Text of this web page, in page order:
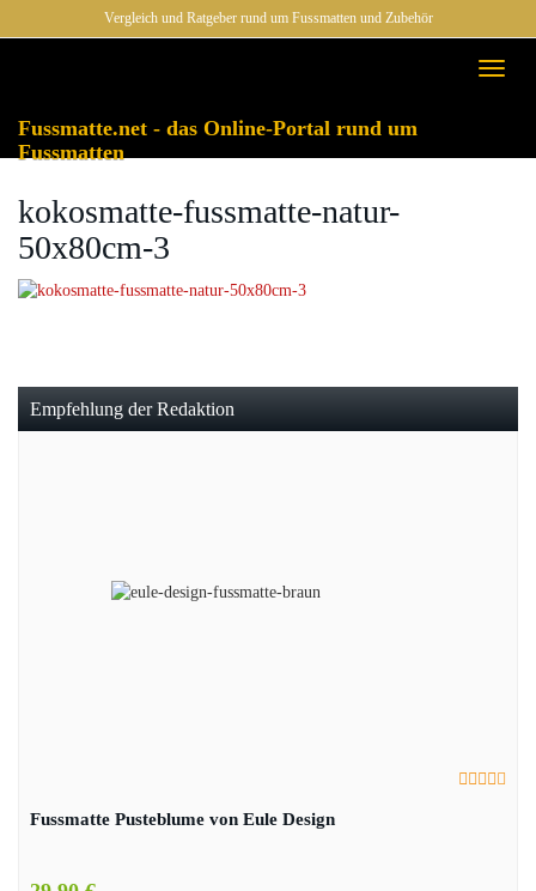
to
Vergleich und Ratgeber rund um Fussmatten und Zubehör
Toggle
Fussmatte.net - das Online-Portal rund um
Fussmatten
kokosmatte-fussmatte-natur-
50x80cm-3
Empfehlung der Redaktion
Fussmatte Pusteblume von Eule Design